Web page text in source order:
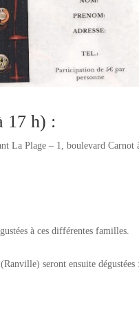
17 h) :
La Plage – 1, boulevard Carnot
à ces différentes familles.
seront ensuite dégustées